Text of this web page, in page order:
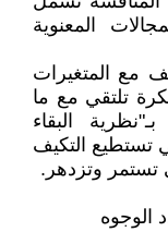
المعنوية
مع المتغيرات
تلتقي مع ما
البقاء
تستطيع التكيف
تستمر وتزدهر.